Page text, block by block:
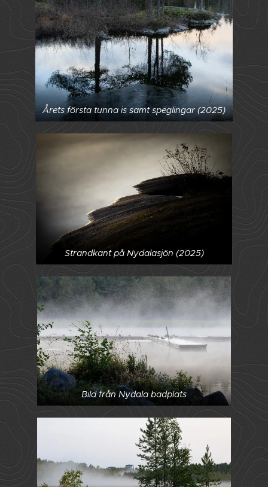
Årets första tunna is samt speglingar (2025)
Strandkant på Nydalasjön (2025)
Bild från Nydala badplats